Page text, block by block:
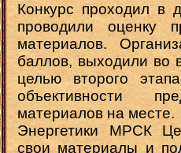
Конкурс проходил в
проводили оценку
материалов.
баллов, выходили во
целью второго
объективности
материалов на месте.
Энергетики МРСК
свои материалы и